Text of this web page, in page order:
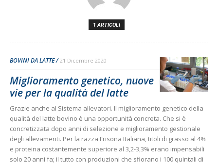
1 ARTICOLI
BOVINI DA LATTE 21 Dicembre 2020
Miglioramento genetico, nuove
vie per la qualità del latte
Grazie anche al Sistema allevatori. Il miglioramento genetico della
qualità del latte bovino è una opportunità concreta. Che si è
concretizzata dopo anni di selezione e miglioramento gestionale
degli allevamenti. Per la razza Frisona Italiana, titoli di grasso al 4%
e proteina costantemente superiore al 3,2-3,3% erano impensabili
solo 20 anni fa; il tutto con produzioni che sfiorano i 100 quintali di